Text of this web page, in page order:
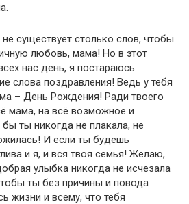
существует столько слов, чтобы
любовь, мама! Но в этот
нас день, я постараюсь
слова поздравления! Ведь у тебя
– День Рождения! Ради твоего
мама, на всё возможное и
ты никогда не плакала, не
И если ты будешь
и я, и вся твоя семья! Желаю,
улыбка никогда не исчезала
ты без причины и повода
жизни и всему, что тебя